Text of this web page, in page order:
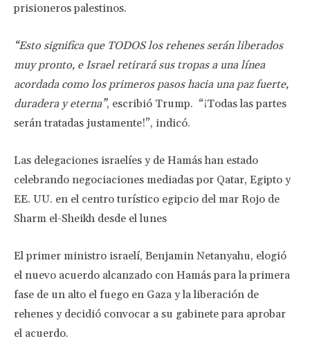
prisioneros palestinos.
“Esto significa que TODOS los rehenes serán liberados
muy pronto, e Israel retirará sus tropas a una línea
acordada como los primeros pasos hacia una paz fuerte,
duradera y eterna”, escribió Trump. “¡Todas las partes
serán tratadas justamente!”, indicó.
Las delegaciones israelíes y de Hamás han estado
celebrando negociaciones mediadas por Qatar, Egipto y
EE. UU. en el centro turístico egipcio del mar Rojo de
Sharm el-Sheikh desde el lunes
El primer ministro israelí, Benjamin Netanyahu, elogió
el nuevo acuerdo alcanzado con Hamás para la primera
fase de un alto el fuego en Gaza y la liberación de
rehenes y decidió convocar a su gabinete para aprobar
el acuerdo.